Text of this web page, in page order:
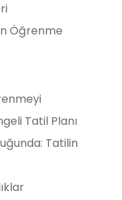
Öğrenme
Tatil Planı
Tatilin